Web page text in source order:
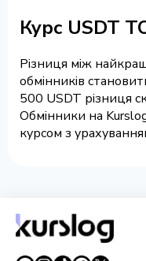
Курс USDT
Різниця між
обмінників
500 USDT різниця
Обмінники на
курсом з